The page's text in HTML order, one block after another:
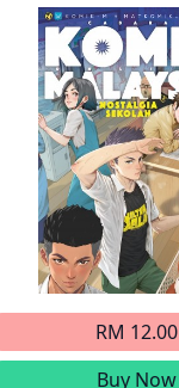
RM 12.00
Buy Now